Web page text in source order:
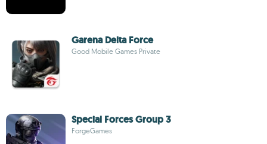
Garena Delta Force
Good Mobile Games Private
Special Forces Group 3
ForgeGames